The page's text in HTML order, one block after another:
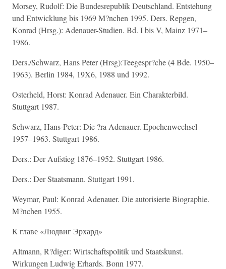
Morsey, Rudolf: Die Bundesrepublik Deutschland. Entstehung
und Entwicklung bis 1969 M?nchen 1995. Ders. Repgen,
Konrad (Hrsg.): Adenauer-Studien. Bd. I bis V, Mainz 1971–
1986.
Ders./Schwarz, Hans Peter (Hrsg):Teegespr?che (4 Bde. 1950–
1963). Berlin 1984, 19X6, 1988 und 1992.
Osterheld, Horst: Konrad Adenauer. Ein Charakterbild.
Stuttgart 1987.
Schwarz, Hans-Peter: Die ?ra Adenauer. Epochenwechsel
1957–1963. Stuttgart 1986.
Ders.: Der Aufstieg 1876–1952. Stuttgart 1986.
Ders.: Der Staatsmann. Stuttgart 1991.
Weymar, Paul: Konrad Adenauer. Die autorisierte Biographie.
M?nchen 1955.
К главе «Людвиг Эрхард»
Altmann, R?diger: Wirtschaftspolitik und Staatskunst.
Wirkungen Ludwig Erhards. Bonn 1977.